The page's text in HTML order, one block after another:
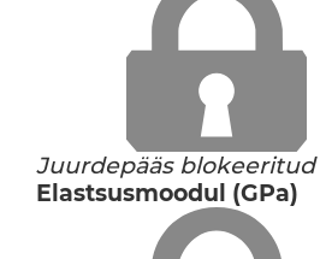
Juurdepääs blokeeritud
Elastsusmoodul (GPa)